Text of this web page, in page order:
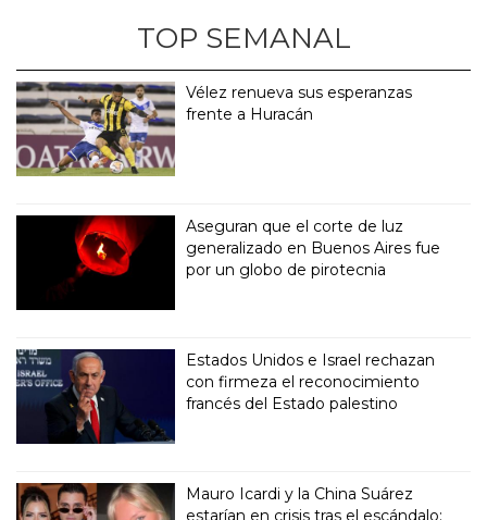
TOP SEMANAL
Vélez renueva sus esperanzas
frente a Huracán
Aseguran que el corte de luz
generalizado en Buenos Aires fue
por un globo de pirotecnia
Estados Unidos e Israel rechazan
con firmeza el reconocimiento
francés del Estado palestino
Mauro Icardi y la China Suárez
estarían en crisis tras el escándalo: